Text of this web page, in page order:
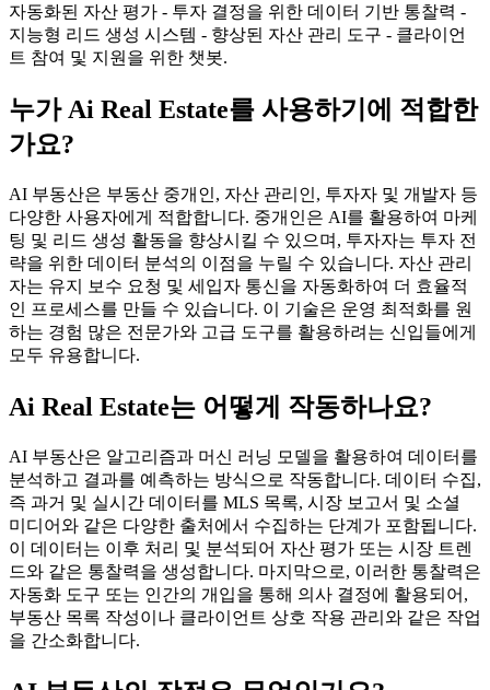
자동화된 자산 평가 - 투자 결정을 위한 데이터 기반 통찰력 -
지능형 리드 생성 시스템 - 향상된 자산 관리 도구 - 클라이언
트 참여 및 지원을 위한 챗봇.
누가 Ai Real Estate를 사용하기에 적합한
가요?
AI 부동산은 부동산 중개인, 자산 관리인, 투자자 및 개발자 등
다양한 사용자에게 적합합니다. 중개인은 AI를 활용하여 마케
팅 및 리드 생성 활동을 향상시킬 수 있으며, 투자자는 투자 전
략을 위한 데이터 분석의 이점을 누릴 수 있습니다. 자산 관리
자는 유지 보수 요청 및 세입자 통신을 자동화하여 더 효율적
인 프로세스를 만들 수 있습니다. 이 기술은 운영 최적화를 원
하는 경험 많은 전문가와 고급 도구를 활용하려는 신입들에게
모두 유용합니다.
Ai Real Estate는 어떻게 작동하나요?
AI 부동산은 알고리즘과 머신 러닝 모델을 활용하여 데이터를
분석하고 결과를 예측하는 방식으로 작동합니다. 데이터 수집,
즉 과거 및 실시간 데이터를 MLS 목록, 시장 보고서 및 소셜
미디어와 같은 다양한 출처에서 수집하는 단계가 포함됩니다.
이 데이터는 이후 처리 및 분석되어 자산 평가 또는 시장 트렌
드와 같은 통찰력을 생성합니다. 마지막으로, 이러한 통찰력은
자동화 도구 또는 인간의 개입을 통해 의사 결정에 활용되어,
부동산 목록 작성이나 클라이언트 상호 작용 관리와 같은 작업
을 간소화합니다.